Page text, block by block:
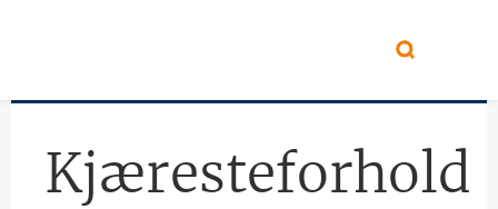
Kjæresteforhold